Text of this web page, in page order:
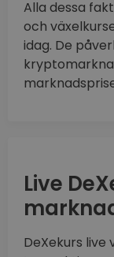
Alla dessa
och
idag. De
Live
DeXekurs live